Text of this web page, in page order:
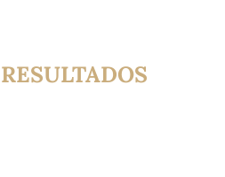
RESULTADOS